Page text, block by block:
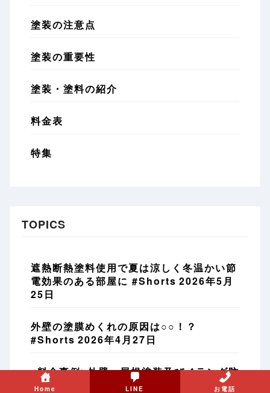
塗装の注意点
塗装の重要性
塗装・塗料の紹介
料金表
特集
TOPICS
遮熱断熱塗料使用で夏は涼しく冬温かい節
電効果のある部屋に #Shorts 2026年5月
25日
外壁の塗膜めくれの原因は○○！？
#Shorts 2026年4月27日
<料金事例>外壁・屋根塗装及びベランダ防
水工事【愛知県名古屋市天白区】
2026年
Home LINE お電話